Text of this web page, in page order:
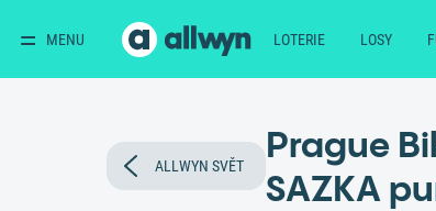
MENU LOTERIE LOSY
ALLWYN SVĚT
Prague
SAZKA